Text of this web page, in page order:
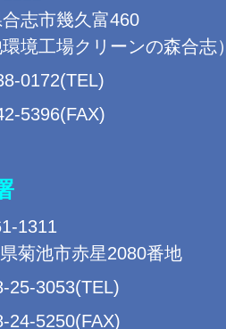
志市幾久富460
環境工場クリーンの森合志）
0172(TEL)
5396(FAX)
1311
菊池市赤星2080番地
25-3053(TEL)
24-5250(FAX)